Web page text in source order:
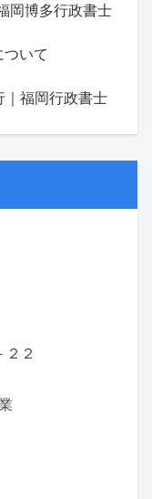
岡博多行政書士
いて
福岡行政書士
２